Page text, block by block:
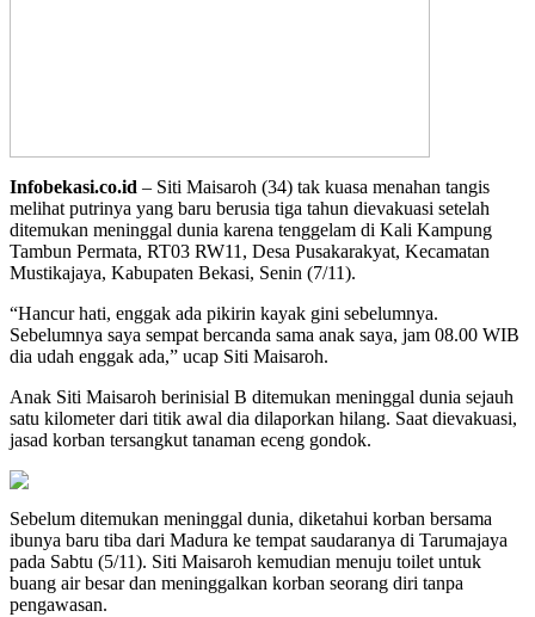
Infobekasi.co.id – Siti Maisaroh (34) tak kuasa menahan tangis
melihat putrinya yang baru berusia tiga tahun dievakuasi setelah
ditemukan meninggal dunia karena tenggelam di Kali Kampung
Tambun Permata, RT03 RW11, Desa Pusakarakyat, Kecamatan
Mustikajaya, Kabupaten Bekasi, Senin (7/11).
“Hancur hati, enggak ada pikirin kayak gini sebelumnya.
Sebelumnya saya sempat bercanda sama anak saya, jam 08.00 WIB
dia udah enggak ada,” ucap Siti Maisaroh.
Anak Siti Maisaroh berinisial B ditemukan meninggal dunia sejauh
satu kilometer dari titik awal dia dilaporkan hilang. Saat dievakuasi,
jasad korban tersangkut tanaman eceng gondok.
Sebelum ditemukan meninggal dunia, diketahui korban bersama
ibunya baru tiba dari Madura ke tempat saudaranya di Tarumajaya
pada Sabtu (5/11). Siti Maisaroh kemudian menuju toilet untuk
buang air besar dan meninggalkan korban seorang diri tanpa
pengawasan.